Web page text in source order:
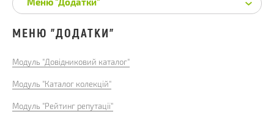
МЕНЮ "ДОДАТКИ"
Модуль "Довідниковий каталог"
Модуль "Каталог колекцій"
Модуль "Рейтинг репутації"